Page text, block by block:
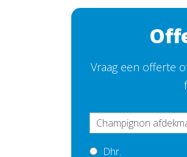
Vraag een offerte
Dhr.